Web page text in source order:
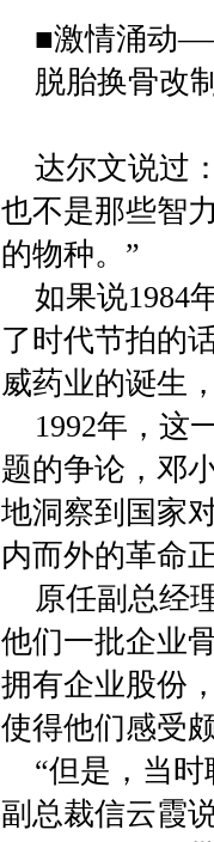
■激情涌
脱胎换骨改
达尔文说过
也不是那些智
的物种。”
如果说1984
了时代节拍的
威药业的诞生
1992年，这
题的争论，邓
地洞察到国家
内而外的革命
原任副总经
他们一批企业
拥有企业股份
使得他们感受
“但是，当时
副总裁信云霞